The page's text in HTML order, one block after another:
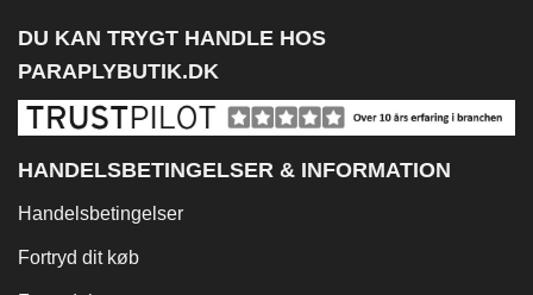
DU KAN TRYGT HANDLE HOS
PARAPLYBUTIK.DK
HANDELSBETINGELSER & INFORMATION
Handelsbetingelser
Fortryd dit køb